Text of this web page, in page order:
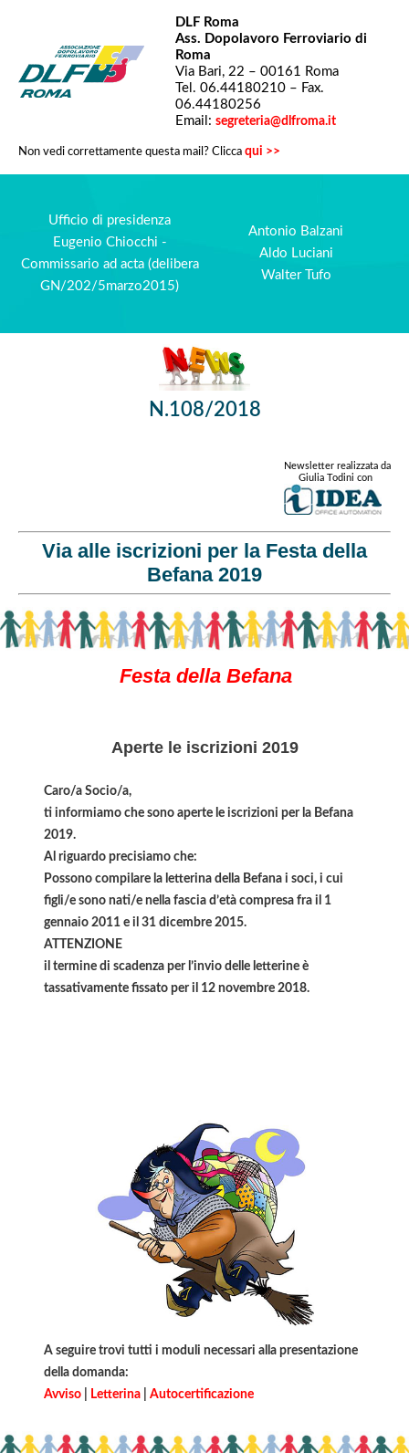
DLF Roma
Ass. Dopolavoro Ferroviario di
Roma
Via Bari, 22 – 00161 Roma
Tel. 06.44180210 – Fax.
06.44180256
Email: segreteria@dlfroma.it
Non vedi correttamente questa mail? Clicca qui >>
Ufficio di presidenza
Eugenio Chiocchi -
Commissario ad acta (delibera
GN/202/5marzo2015)
Antonio Balzani
Aldo Luciani
Walter Tufo
N.108/2018
Newsletter realizzata da
Giulia Todini con
Via alle iscrizioni per la Festa della
Befana 2019
Festa della Befana
Aperte le iscrizioni 2019
Caro/a Socio/a,
ti informiamo che sono aperte le iscrizioni per la Befana
2019.
Al riguardo precisiamo che:
Possono compilare la letterina della Befana i soci, i cui
figli/e sono nati/e nella fascia d’età compresa fra il 1
gennaio 2011 e il 31 dicembre 2015.
ATTENZIONE
il termine di scadenza per l’invio delle letterine è
tassativamente fissato per il 12 novembre 2018.
A seguire trovi tutti i moduli necessari alla presentazione
della domanda:
Avviso
Letterina Autocertificazione